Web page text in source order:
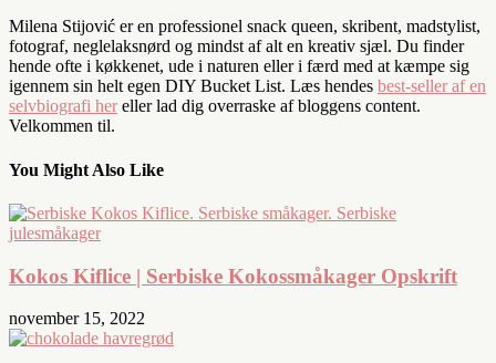
Milena Stijović er en professionel snack queen, skribent, madstylist,
fotograf, neglelaksnørd og mindst af alt en kreativ sjæl. Du finder
hende ofte i køkkenet, ude i naturen eller i færd med at kæmpe sig
igennem sin helt egen DIY Bucket List. Læs hendes best-seller af en
selvbiografi her eller lad dig overraske af bloggens content.
Velkommen til.
You Might Also Like
Kokos Kiflice | Serbiske Kokossmåkager Opskrift
november 15, 2022